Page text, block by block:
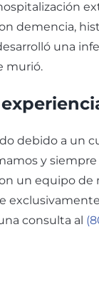
demencia,
una
murió.
debido a un
y
un equipo
consulta al